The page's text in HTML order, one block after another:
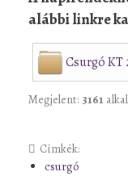
alábbi linkre
Csurgó KT
Megjelent: 3161
Címkék:
csurgó